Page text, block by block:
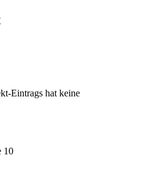
Eintrags hat keine
10